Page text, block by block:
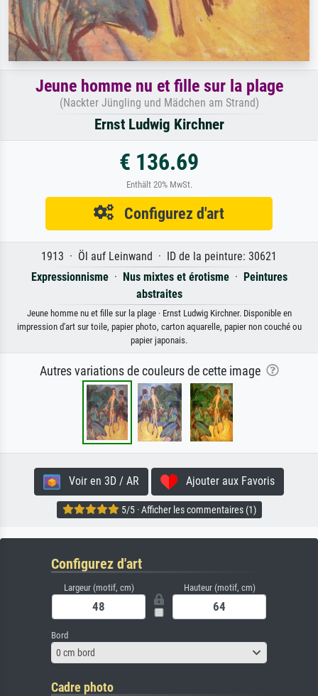
Jeune homme nu et fille sur la plage
(Nackter Jüngling und Mädchen am Strand)
Ernst Ludwig Kirchner
€ 136.69
Enthält 20% MwSt.
Configurez d'art
1913 · Öl auf Leinwand · ID de la peinture: 30621
Expressionnisme· Nus mixtes et érotisme· Peintures
abstraites
Jeune homme nu et fille sur la plage · Ernst Ludwig Kirchner. Disponible en
impression d'art sur toile, papier photo, carton aquarelle, papier non couché ou
papier japonais.
Autres variations de couleurs de cette image
Voir en 3D / AR Ajouter aux Favoris
5/5 · Afficher les commentaires (1)
Configurez d'art
Largeur (motif, cm) Hauteur (motif, cm)
Bord
0 cm bord
Cadre photo